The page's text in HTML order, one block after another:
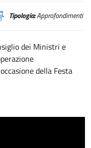
Tipologia:Approfondimenti
dei Ministri e
della Festa